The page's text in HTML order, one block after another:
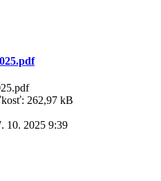
262,97 kB
10. 2025 9:39